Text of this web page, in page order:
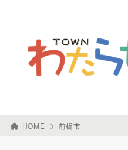
HOME 前橋市